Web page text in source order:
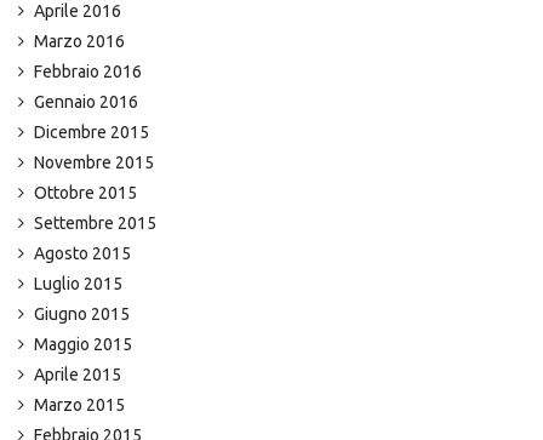
Aprile 2016
Marzo 2016
Febbraio 2016
Gennaio 2016
Dicembre 2015
Novembre 2015
Ottobre 2015
Settembre 2015
Agosto 2015
Luglio 2015
Giugno 2015
Maggio 2015
Aprile 2015
Marzo 2015
Febbraio 2015